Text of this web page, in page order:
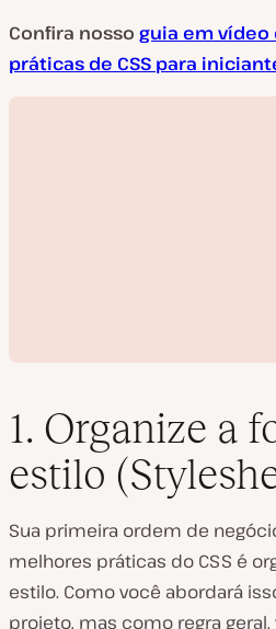
Confira nosso guia em
práticas de CSS para
p
o
d
u
z
1. Organize a
estilo
Sua primeira ordem de
melhores práticas do CSS é
estilo. Como você abordará
projeto, mas como regra